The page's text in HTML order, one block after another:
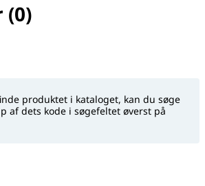
(0)
produktet i kataloget, kan du søge
af dets kode i søgefeltet øverst på